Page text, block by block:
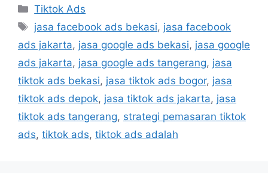
Tiktok Ads
jasa facebook ads bekasi, jasa facebook
ads jakarta, jasa google ads bekasi, jasa google
ads jakarta, jasa google ads tangerang, jasa
tiktok ads bekasi, jasa tiktok ads bogor, jasa
tiktok ads depok, jasa tiktok ads jakarta, jasa
tiktok ads tangerang, strategi pemasaran tiktok
ads, tiktok ads, tiktok ads adalah